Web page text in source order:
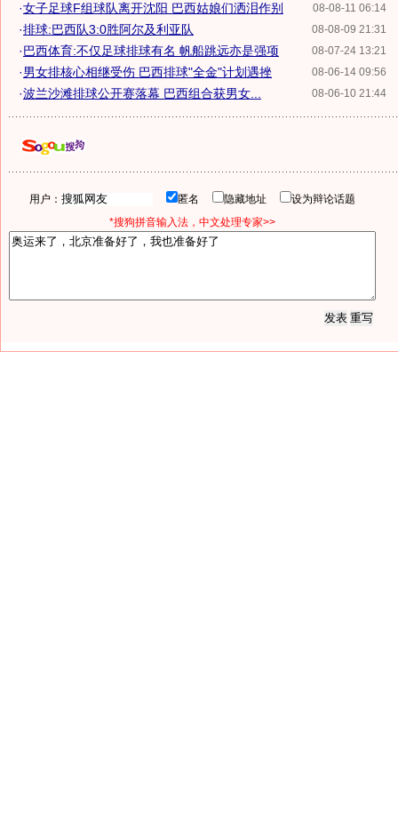
08-08-11 06:14
·女子足球F组球队离开沈阳 巴西姑娘们洒泪作别
08-08-09 21:31
·排球:巴西队3:0胜阿尔及利亚队
08-07-24 13:21
·巴西体育:不仅足球排球有名 帆船跳远亦是强项
08-06-14 09:56
·男女排核心相继受伤 巴西排球"全金"计划遇挫
08-06-10 21:44
·波兰沙滩排球公开赛落幕 巴西组合获男女...
用户： 匿名 隐藏地址
设为辩论话题
*搜狗拼音输入法，中文处理专家>>